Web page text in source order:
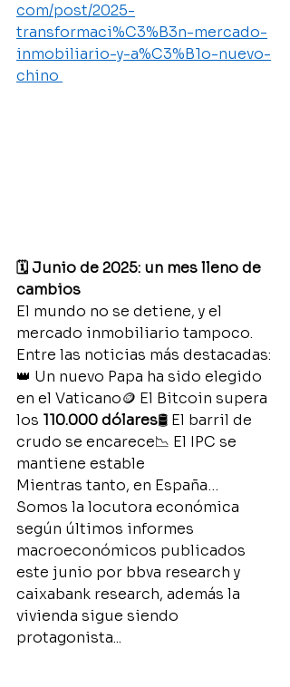
com/post/2025-
transformaci%C3%B3n-mercado-
inmobiliario-y-a%C3%B1o-nuevo-
chino
🗓️ Junio de 2025: un mes lleno de
cambios
El mundo no se detiene, y el
mercado inmobiliario tampoco.
Entre las noticias más destacadas:
👑 Un nuevo Papa ha sido elegido
en el Vaticano🪙 El Bitcoin supera
los 110.000 dólares🛢️ El barril de
crudo se encarece📉 El IPC se
mantiene estable
Mientras tanto, en España…
Somos la locutora económica
según últimos informes
macroeconómicos publicados
este junio por bbva research y
caixabank research, además la
vivienda sigue siendo
protagonista...